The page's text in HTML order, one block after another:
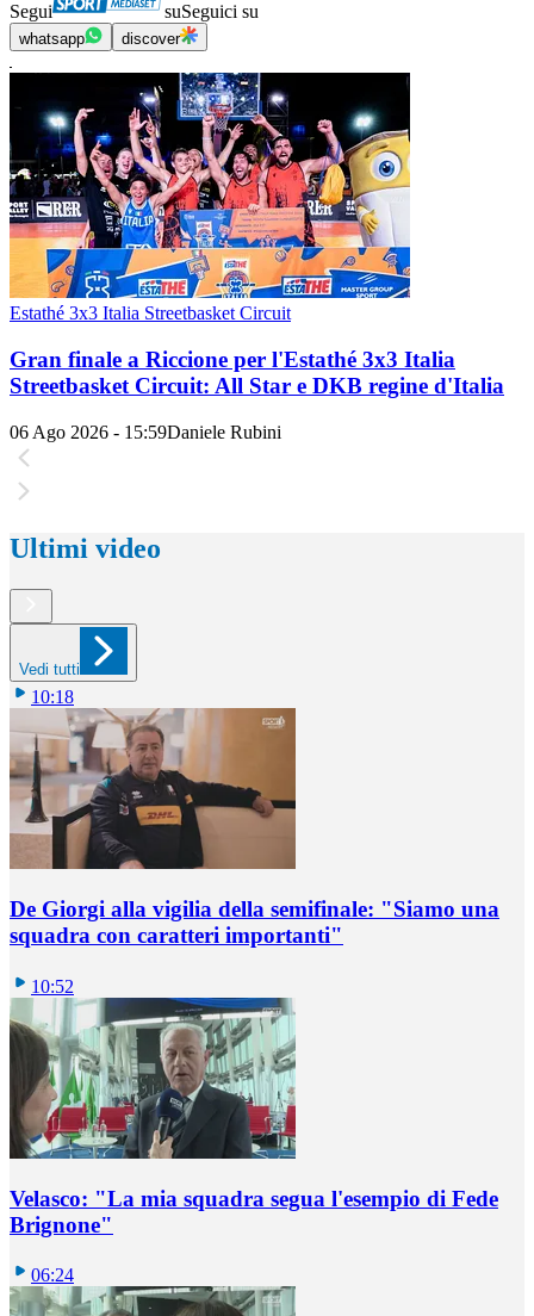
Segui suSeguici su
whatsapp discover
Estathé 3x3 Italia Streetbasket Circuit
Gran finale a Riccione per l'Estathé 3x3 Italia
Streetbasket Circuit: All Star e DKB regine d'Italia
06 Ago 2026 - 15:59Daniele Rubini
Ultimi video
Vedi tutti
10:18
De Giorgi alla vigilia della semifinale: "Siamo una
squadra con caratteri importanti"
10:52
Velasco: "La mia squadra segua l'esempio di Fede
Brignone"
06:24